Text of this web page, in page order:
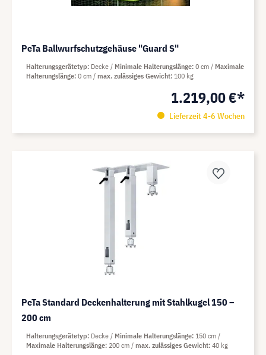
PeTa Ballwurfschutzgehäuse "Guard S"
1.219,00 €*
Lieferzeit 4-6 Wochen
Halterungsgerätetyp Decke Minimale Halterungslänge 0 cm
Maximale
Halterungslänge 0 cm max. zulässiges Gewicht 100 kg
PeTa Standard Deckenhalterung mit Stahlkugel 150 –
200 cm
Halterungsgerätetyp Decke Minimale Halterungslänge 150 cm
Maximale Halterungslänge 200 cm max. zulässiges Gewicht 40 kg